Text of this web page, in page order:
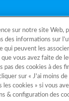
Page d'accueil
Au sujet de
sur notre site Web,
des informations sur
qui peuvent les
vous avez faite de
des cookies à des
sur « J'ai moins
cookies » si vous
& configuration des